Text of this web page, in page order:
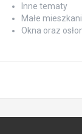
Inne tematy
Małe
Okna oraz